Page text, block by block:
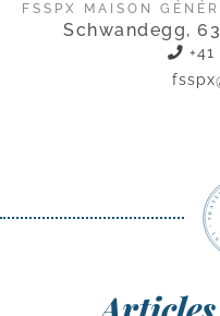
FSSPX MAISON
Schwandegg,